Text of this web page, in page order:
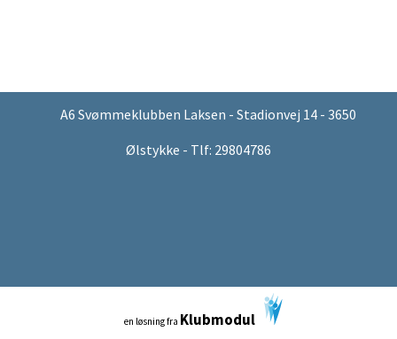
A6 Svømmeklubben Laksen - Stadionvej 14 - 3650
Ølstykke - Tlf: 29804786
en løsning fra Klubmodul